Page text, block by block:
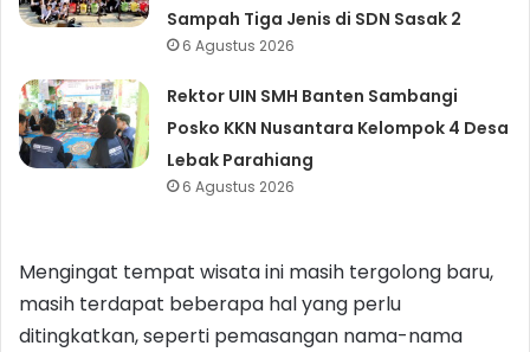
Sampah Tiga Jenis di SDN Sasak 2
6 Agustus 2026
Rektor UIN SMH Banten Sambangi
Posko KKN Nusantara Kelompok 4 Desa
Lebak Parahiang
6 Agustus 2026
Mengingat tempat wisata ini masih tergolong baru,
masih terdapat beberapa hal yang perlu
ditingkatkan, seperti pemasangan nama-nama